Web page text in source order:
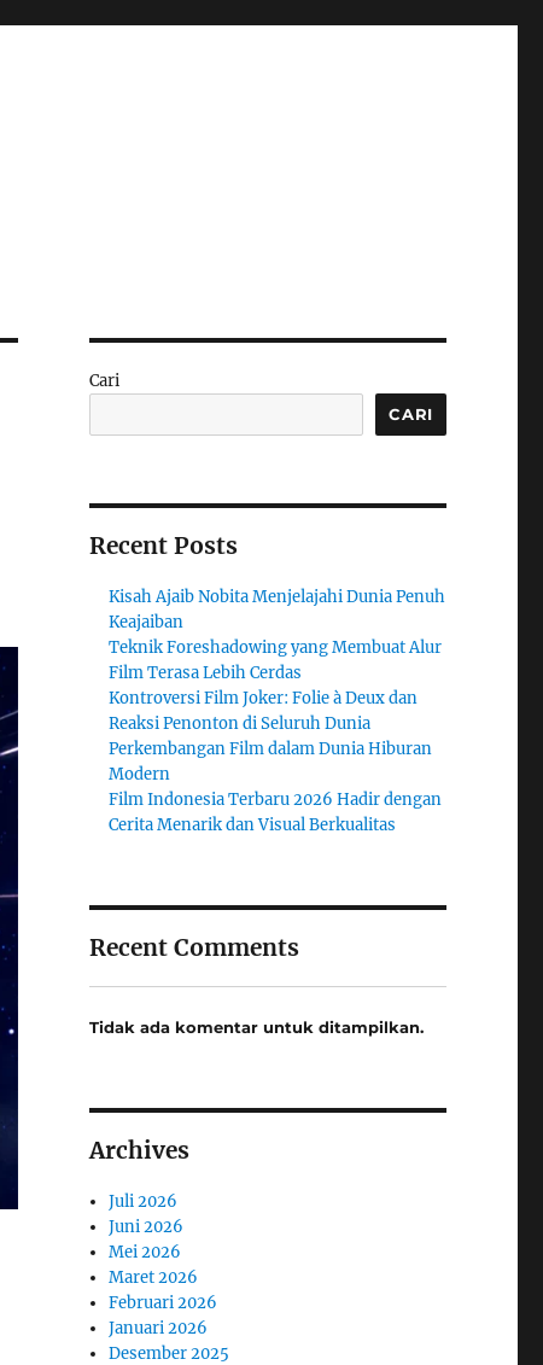
Cari
CARI
Recent Posts
Kisah Ajaib Nobita Menjelajahi Dunia Penuh
Keajaiban
Teknik Foreshadowing yang Membuat Alur
Film Terasa Lebih Cerdas
Kontroversi Film Joker: Folie à Deux dan
Reaksi Penonton di Seluruh Dunia
Perkembangan Film dalam Dunia Hiburan
Modern
Film Indonesia Terbaru 2026 Hadir dengan
Cerita Menarik dan Visual Berkualitas
Recent Comments
Tidak ada komentar untuk ditampilkan.
Archives
Juli 2026
Juni 2026
Mei 2026
Maret 2026
Februari 2026
Januari 2026
Desember 2025